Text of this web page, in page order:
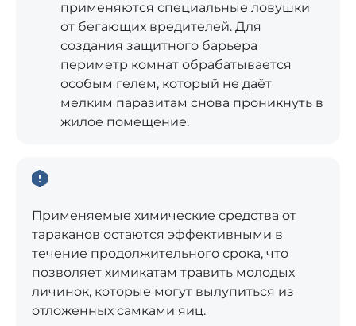
применяются специальные ловушки
от бегающих вредителей. Для
создания защитного барьера
периметр комнат обрабатывается
особым гелем, который не даёт
мелким паразитам снова проникнуть в
жилое помещение.
Применяемые химические средства от
тараканов остаются эффективными в
течение продолжительного срока, что
позволяет химикатам травить молодых
личинок, которые могут вылупиться из
отложенных самками яиц.